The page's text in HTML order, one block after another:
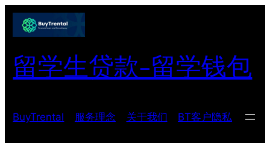
跳
留学生贷款-留学钱包
BuyTrental 服务理念 关于我们 BT客户隐私